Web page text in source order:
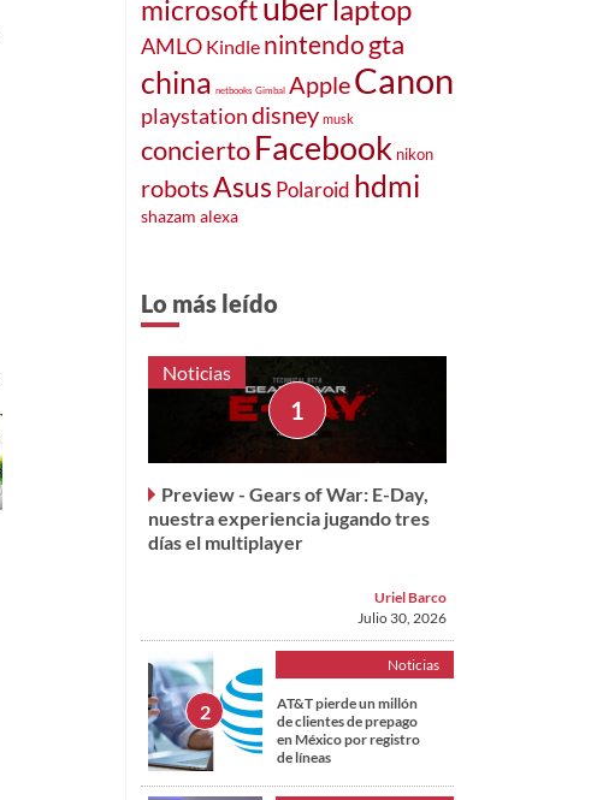
microsoftuberlaptop
AMLO Kindle nintendo gta
china netbooks Gimbal AppleCanon
playstationdisney musk
conciertoFacebook nikon
robotsAsus Polaroid hdmi
shazam alexa
Lo más leído
Noticias
Preview - Gears of War: E-Day,
nuestra experiencia jugando tres
días el multiplayer
Uriel Barco
Julio 30, 2026
Noticias
AT&T pierde un millón
de clientes de prepago
en México por registro
de líneas